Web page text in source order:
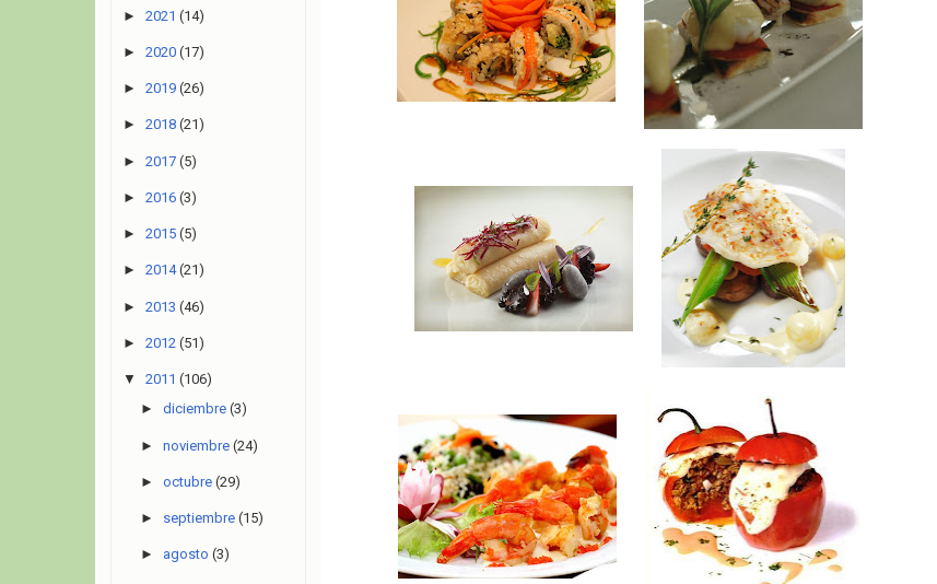
► 2021 (14)
► 2020 (17)
► 2019 (26)
► 2018 (21)
► 2017 (5)
► 2016 (3)
► 2015 (5)
► 2014 (21)
► 2013 (46)
► 2012 (51)
▼ 2011 (106)
► diciembre (3)
► noviembre (24)
► octubre (29)
► septiembre (15)
► agosto (3)